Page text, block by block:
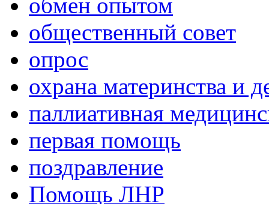
общественный совет
опрос
охрана материнства и
паллиативная
первая помощь
поздравление
Помощь ЛНР